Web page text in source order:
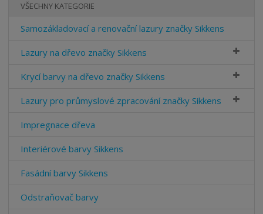
VŠECHNY KATEGORIE
Samozákladovací a renovační lazury značky Sikkens
Lazury na dřevo značky Sikkens
Krycí barvy na dřevo značky Sikkens
Lazury pro průmyslové zpracování značky Sikkens
Impregnace dřeva
Interiérové barvy Sikkens
Fasádní barvy Sikkens
Odstraňovač barvy